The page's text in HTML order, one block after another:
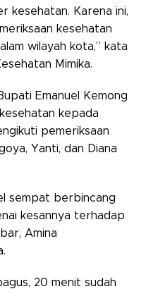
kesehatan. Karena ini,
kesehatan
wilayah kota,” kata
Mimika.
Emanuel Kemong
kepada
pemeriksaan
Yanti, dan Diana
sempat berbincang
kesannya terhadap
Amina
20 menit sudah